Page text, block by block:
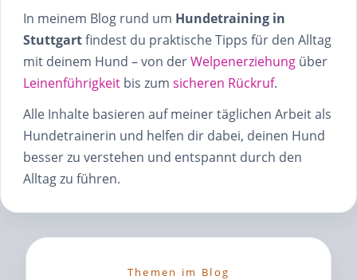
In meinem Blog rund um Hundetraining in
Stuttgartfindest du praktische Tipps für den Alltag
mit deinem Hund – von derWelpenerziehung über
Leinenführigkeit bis zum sicheren Rückruf.
Alle Inhalte basieren auf meiner täglichen Arbeit als
Hundetrainerin und helfen dir dabei, deinen Hund
besser zu verstehen und entspannt durch den
Alltag zu führen.
Themen im Blog